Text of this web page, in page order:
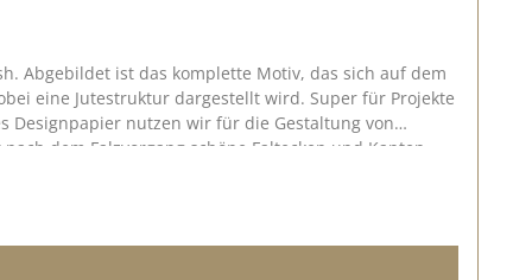
Abgebildet ist das komplette Motiv, das sich auf dem
dem Falzvorgang schöne Faltecken und Kanten
zum
im Shop. Diese findet ihr HIER. Eine Auflistung welches Designpapier zu welchem Nylongarn/ zu welchem Uni-Papier passt, findet ihr HIER. Veröffentlicht am: 09. Oktober 2020